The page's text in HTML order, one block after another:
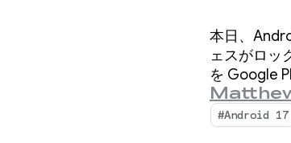
本日、
ェスがロッ
を Google
#Android 17